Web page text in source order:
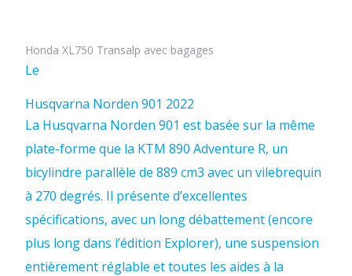
Honda XL750 Transalp avec bagages
Le
Husqvarna Norden 901 2022
La Husqvarna Norden 901 est basée sur la même
plate-forme que la KTM 890 Adventure R, un
bicylindre parallèle de 889 cm3 avec un vilebrequin
à 270 degrés. Il présente d’excellentes
spécifications, avec un long débattement (encore
plus long dans l’édition Explorer), une suspension
entièrement réglable et toutes les aides à la